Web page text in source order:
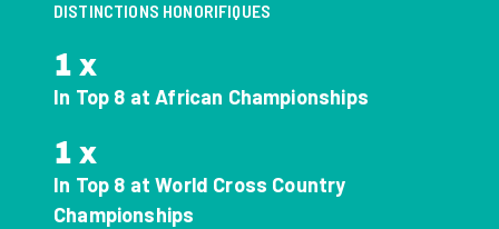
DISTINCTIONS HONORIFIQUES
1 x
In Top 8 at African Championships
1 x
In Top 8 at World Cross Country
Championships
DÉCOUVREZ LE GABON
REJOIGNEZ-NOUS